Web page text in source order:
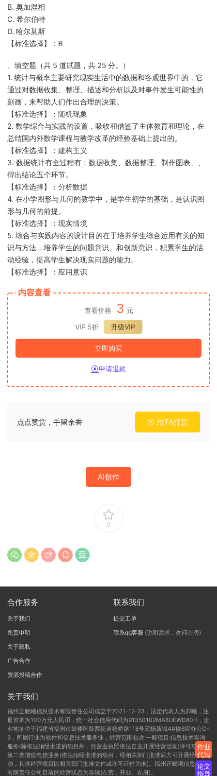
B. 奥加涅相
C. 希尔伯特
D. 哈尔莫斯
【标准选择】：B
、填空题（共 5 道试题，共 25 分。）
1. 统计与概率主要研究现实生活中的数据和客观世界中的，它
通过对数据收集、整理、描述和分析以及对事件发生可能性的
刻画，来帮助人们作出合理的决策。
【标准选择】：随机现象
2. 数学综合与实践的设置，吸收和借鉴了主体教育和理论，在
总结国内外数学课程与教学改革的经验基础上提出的。
【标准选择】：建构主义
3. 数据统计有全过程有：数据收集、数据整理、制作图表、、
得出结论五个环节。
【标准选择】：分析数据
4. 在小学图形与几何的教学中，是学生初学的基础，是认识图
形与几何的前提。
【标准选择】：现实情境
5. 综合与实践内容的设计目的在于培养学生综合运用有关的知
识与方法，培养学生的问题意识、和创新意识，积累学生的活
动经验，提高学生解决现实问题的能力。
【标准选择】：应用意识
内容查看
查看价格 3 元
VIP 5折
升级VIP
立即购买
申请退款
点点赞赏，手留余香 给TA打赏
AI创作
0
合作服务
关于我们
免责申明
关于隐私
广告合作
资源投稿合作
联系我们
提交工单
联系qq客服 (说明需求，勿问在否)
关于我们
福州正晓曦信息技术有限责任公司成立于2021-12-23，法定代表人为郑曦，注
册资本为100万元人民币，统一社会信用代码为91350102MA8UEWD80H，企
业地址位于福建省福州市鼓楼区鼓西街道杨桥路118号宏杨新城4#楼6层办公C-
6，所属行业为软件和信息技术服务业，经营范围包含:一般项目:信息技术咨询
服务(除依法须经批准的项目外，凭营业执照依法自主开展经营活动)许可项目:
第二类增值电信业务(依法须经批准的项目，经相关部门批准后方可开展经营活
动，具体经营项目以相关部门批准文件或许可证件为准)。福州正晓曦信息技术
有限责任公司目前的经营状态为存续(在营，开业、在册)。
作业
代写
论文
指导